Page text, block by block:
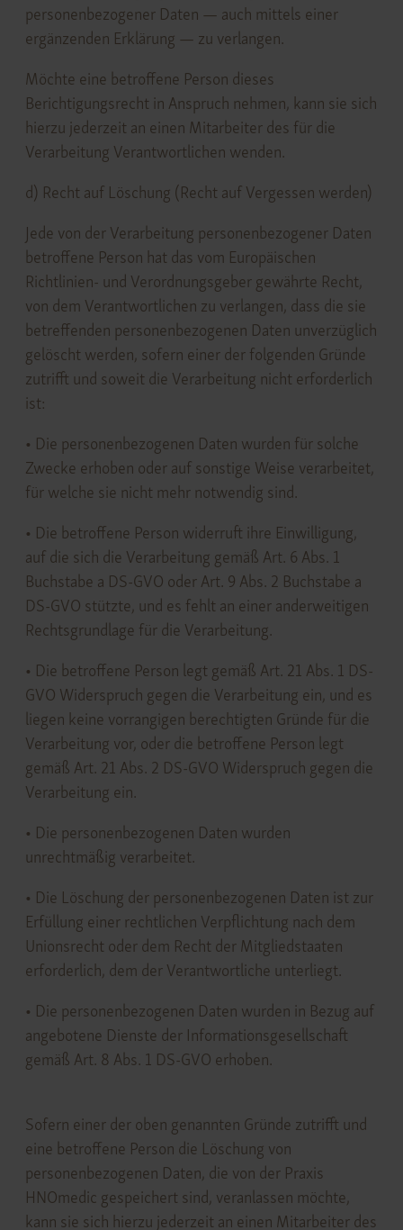
personenbezogener Daten — auch mittels einer
ergänzenden Erklärung — zu verlangen.
Möchte eine betroffene Person dieses
Berichtigungsrecht in Anspruch nehmen, kann sie sich
hierzu jederzeit an einen Mitarbeiter des für die
Verarbeitung Verantwortlichen wenden.
d) Recht auf Löschung (Recht auf Vergessen werden)
Jede von der Verarbeitung personenbezogener Daten
betroffene Person hat das vom Europäischen
Richtlinien- und Verordnungsgeber gewährte Recht,
von dem Verantwortlichen zu verlangen, dass die sie
betreffenden personenbezogenen Daten unverzüglich
gelöscht werden, sofern einer der folgenden Gründe
zutrifft und soweit die Verarbeitung nicht erforderlich
ist:
• Die personenbezogenen Daten wurden für solche
Zwecke erhoben oder auf sonstige Weise verarbeitet,
für welche sie nicht mehr notwendig sind.
• Die betroffene Person widerruft ihre Einwilligung,
auf die sich die Verarbeitung gemäß Art. 6 Abs. 1
Buchstabe a DS-GVO oder Art. 9 Abs. 2 Buchstabe a
DS-GVO stützte, und es fehlt an einer anderweitigen
Rechtsgrundlage für die Verarbeitung.
• Die betroffene Person legt gemäß Art. 21 Abs. 1 DS-
GVO Widerspruch gegen die Verarbeitung ein, und es
liegen keine vorrangigen berechtigten Gründe für die
Verarbeitung vor, oder die betroffene Person legt
gemäß Art. 21 Abs. 2 DS-GVO Widerspruch gegen die
Verarbeitung ein.
• Die personenbezogenen Daten wurden
unrechtmäßig verarbeitet.
• Die Löschung der personenbezogenen Daten ist zur
Erfüllung einer rechtlichen Verpflichtung nach dem
Unionsrecht oder dem Recht der Mitgliedstaaten
erforderlich, dem der Verantwortliche unterliegt.
• Die personenbezogenen Daten wurden in Bezug auf
angebotene Dienste der Informationsgesellschaft
gemäß Art. 8 Abs. 1 DS-GVO erhoben.
Sofern einer der oben genannten Gründe zutrifft und
eine betroffene Person die Löschung von
personenbezogenen Daten, die von der Praxis
HNOmedic gespeichert sind, veranlassen möchte,
kann sie sich hierzu jederzeit an einen Mitarbeiter des